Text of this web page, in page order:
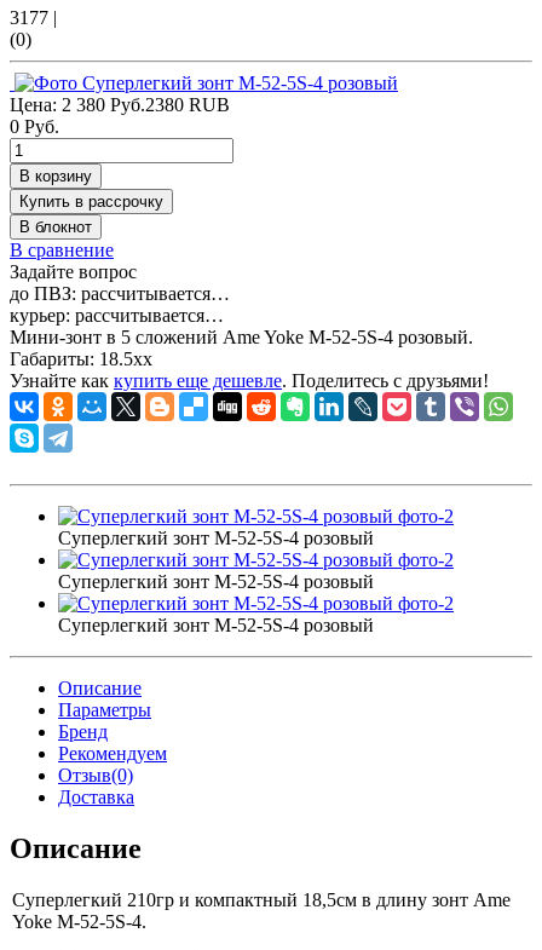
3177 |
(0)
Цена: 2 380 Руб.2380 RUB
0 Руб.
В корзину
Купить в рассрочку
В блокнот
В сравнение
Задайте вопрос
до ПВЗ: рассчитывается…
курьер: рассчитывается…
Мини-зонт в 5 сложений Ame Yoke M-52-5S-4 розовый.
Габариты: 18.5xx
Узнайте как купить еще дешевле. Поделитесь с друзьями!
Суперлегкий зонт M-52-5S-4 розовый
Суперлегкий зонт M-52-5S-4 розовый
Суперлегкий зонт M-52-5S-4 розовый
Описание
Параметры
Бренд
Рекомендуем
Отзыв(0)
Доставка
Описание
Суперлегкий 210гр и компактный 18,5см в длину зонт Ame
Yoke M-52-5S-4.